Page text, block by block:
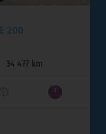
CH
⚬ 5 000 km